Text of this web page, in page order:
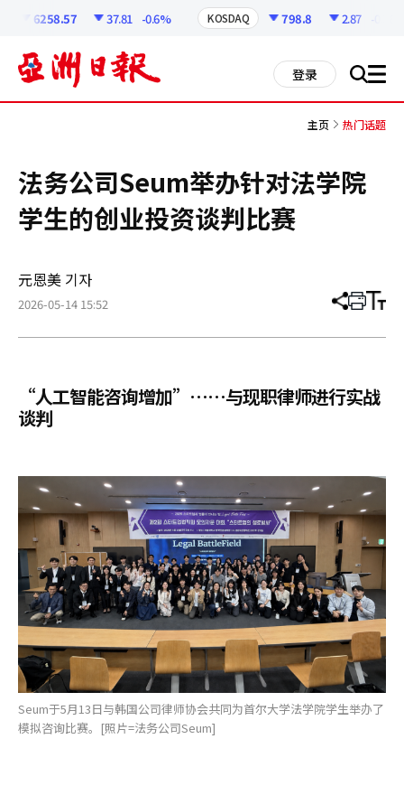
6258.57 37.81 -0.6% KOSDAQ 798.8 2.87 -0.36%
登录 搜 all
主页 热门话题
法务公司Seum举办针对法学院
学生的创业投资谈判比赛
元恩美 기자
2026-05-14 15:52 分
章
打 调
小
“人工智能咨询增加”……与现职律师进行实战
谈判
Seum于5月13日与韩国公司律师协会共同为首尔大学法学院学生举办了
模拟咨询比赛。[照片=法务公司Seum]